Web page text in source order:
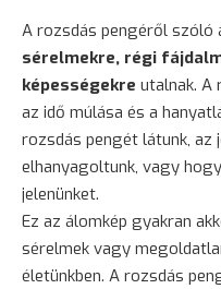
A rozsdás pengéről szóló
sérelmekre, régi
képességekre utalnak. A
az idő múlása és a
rozsdás pengét látunk, az
elhanyagoltunk, vagy
jelenünket.
Ez az álomkép gyakran
sérelmek vagy
életünkben. A rozsdás